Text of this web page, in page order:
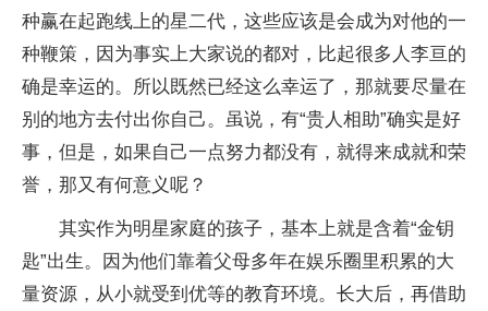
种赢在起跑线上的星二代，这些应该是会成为对他的一
种鞭策，因为事实上大家说的都对，比起很多人李亘的
确是幸运的。所以既然已经这么幸运了，那就要尽量在
别的地方去付出你自己。虽说，有“贵人相助”确实是好
事，但是，如果自己一点努力都没有，就得来成就和荣
誉，那又有何意义呢？
其实作为明星家庭的孩子，基本上就是含着“金钥
匙”出生。因为他们靠着父母多年在娱乐圈里积累的大
量资源，从小就受到优等的教育环境。长大后，再借助